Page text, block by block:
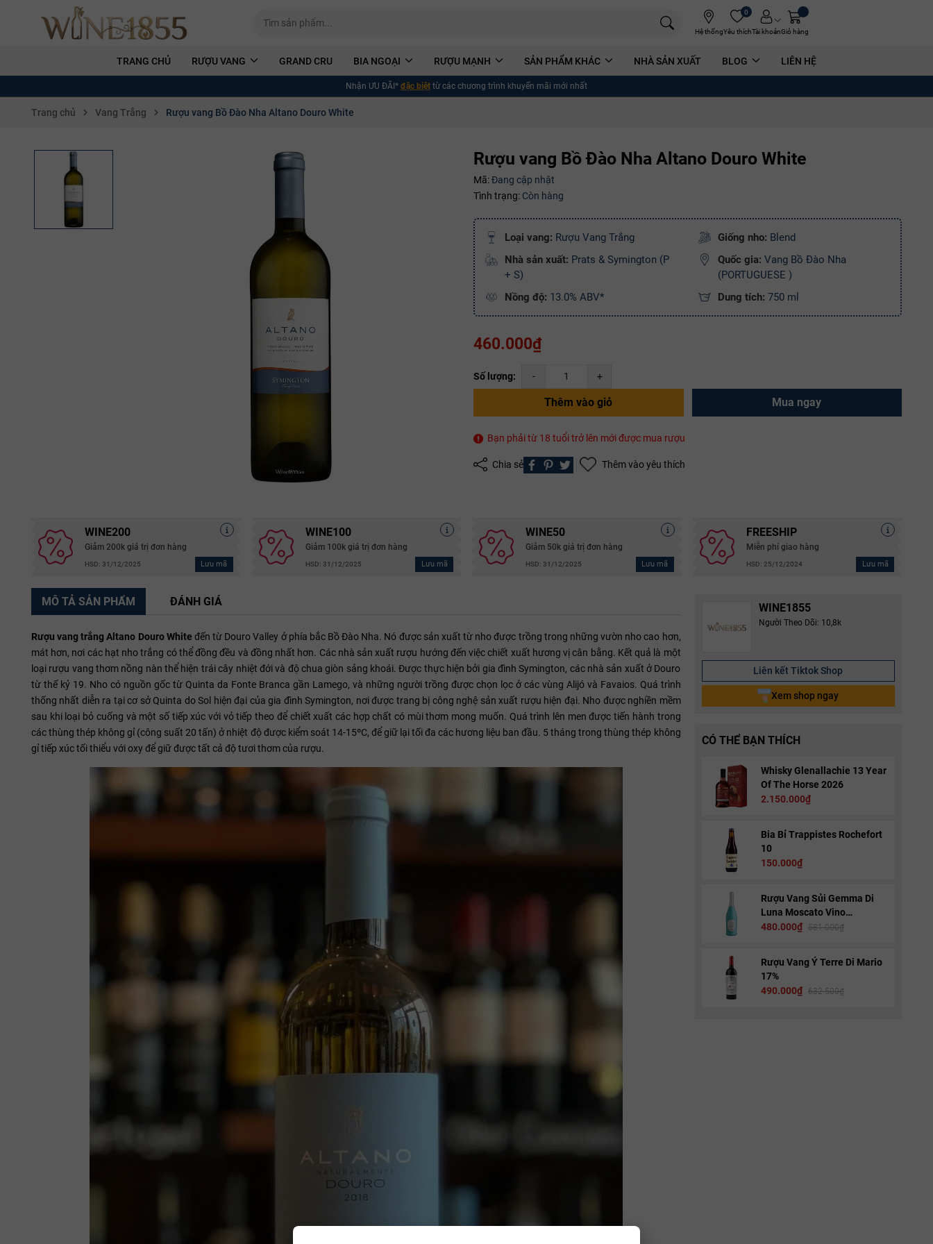
Hệ thống
0
Yêu thíchTài khoảnGiỏ hàng
TRANG CHỦ RƯỢU VANG GRAND CRU BIA NGOẠI RƯỢU MẠNH SẢN PHẨM KHÁC NHÀ SẢN XUẤT BLOG LIÊN HỆ
Nhận ƯU ĐÃI* đặc biệt từ các chương trình khuyến mãi mới nhất
Trang chủ Vang Trắng Rượu vang Bồ Đào Nha Altano Douro White
Rượu vang Bồ Đào Nha Altano Douro White
Mã:Đang cập nhật
Tình trạng: Còn hàng
Loại vang: Rượu Vang Trắng Giống nho: Blend
Nhà sản xuất: Prats & Symington (P
+ S)
Quốc gia: Vang Bồ Đào Nha
(PORTUGUESE )
Nồng độ: 13.0% ABV* Dung tích: 750 ml
460.000₫
Số lượng: - +
Thêm vào giỏ Mua ngay
Bạn phải từ 18 tuổi trở lên mới được mua rượu
Chia sẻ Thêm vào yêu thích
WINE200
Giảm 200k giá trị đơn hàng
HSD: 31/12/2025 Lưu mã
WINE100
Giảm 100k giá trị đơn hàng
HSD: 31/12/2025 Lưu mã
WINE50
Giảm 50k giá trị đơn hàng
HSD: 31/12/2025 Lưu mã
FREESHIP
Miễn phí giao hàng
HSD: 25/12/2024 Lưu mã
Ngày hết hạn:
Copy mã và nhập mã ở trang THANH TOÁN bạn nhé!
WINE1855
Người Theo Dõi: 10,8k
Liên kết Tiktok Shop
Xem shop ngay
CÓ THỂ BẠN THÍCH
Whisky Glenallachie 13 Year
Of The Horse 2026
2.150.000₫
Bia Bỉ Trappistes Rochefort
10
150.000₫
Rượu Vang Sủi Gemma Di
Luna Moscato Vino
Spumante
480.000₫ 581.000₫
Rượu Vang Ý Terre Di Mario
17%
490.000₫
632.500₫
MÔ TẢ SẢN PHẨM ĐÁNH GIÁ
Rượu vang trắng Altano Douro White đến từ Douro Valley ở phía bắc Bồ Đào Nha. Nó được sản xuất từ ​​nho được trồng trong những vườn nho cao hơn,
mát hơn, nơi các hạt nho trắng có thể đồng đều và đồng nhất hơn. Các nhà sản xuất rượu hướng đến việc chiết xuất hương vị cân bằng. Kết quả là một
loại rượu vang thơm nồng nàn thể hiện trái cây nhiệt đới và độ chua giòn sảng khoái. Được thực hiện bởi gia đình Symington, các nhà sản xuất ở Douro
từ thế kỷ 19. Nho có nguồn gốc từ Quinta da Fonte Branca gần Lamego, và những người trồng được chọn lọc ở các vùng Alijó và Favaios. Quá trình
thống nhất diễn ra tại cơ sở Quinta do Sol hiện đại của gia đình Symington, nơi được trang bị công nghệ sản xuất rượu hiện đại. Nho được nghiền mềm
sau khi loại bỏ cuống và một số tiếp xúc với vỏ tiếp theo để chiết xuất các hợp chất có mùi thơm mong muốn. Quá trình lên men được tiến hành trong
các thùng thép không gỉ (công suất 20 tấn) ở nhiệt độ được kiểm soát 14-15ºC, để giữ lại tối đa các hương liệu ban đầu. 5 tháng trong thùng thép không
gỉ tiếp xúc tối thiểu với oxy để giữ được tất cả độ tươi thơm của rượu.